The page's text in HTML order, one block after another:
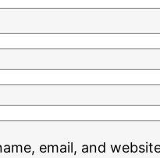
email, and